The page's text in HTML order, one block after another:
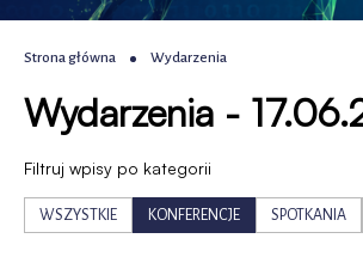
Maklerskich
Ścieżka
nawigacyjna
Strona główna Wydarzenia
Wydarzenia -
Filtruj wpisy po kategorii
WSZYSTKIE KONFERENCJE SPOTKANIA